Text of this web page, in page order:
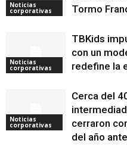
Noticias
corporativas
Tormo
Noticias
corporativas
TBKids
con un
redefine la
Noticias
corporativas
Cerca del
cerraron
del año